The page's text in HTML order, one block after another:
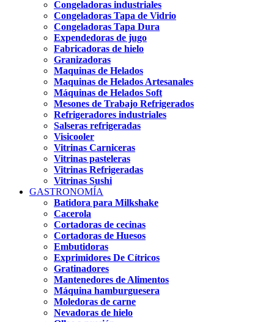
Congeladoras industriales
Congeladoras Tapa de Vidrio
Congeladoras Tapa Dura
Expendedoras de jugo
Fabricadoras de hielo
Granizadoras
Maquinas de Helados
Maquinas de Helados Artesanales
Máquinas de Helados Soft
Mesones de Trabajo Refrigerados
Refrigeradores industriales
Salseras refrigeradas
Visicooler
Vitrinas Carniceras
Vitrinas pasteleras
Vitrinas Refrigeradas
Vitrinas Sushi
GASTRONOMÍA
Batidora para Milkshake
Cacerola
Cortadoras de cecinas
Cortadoras de Huesos
Embutidoras
Exprimidores De Cítricos
Gratinadores
Mantenedores de Alimentos
Máquina hamburguesera
Moledoras de carne
Nevadoras de hielo